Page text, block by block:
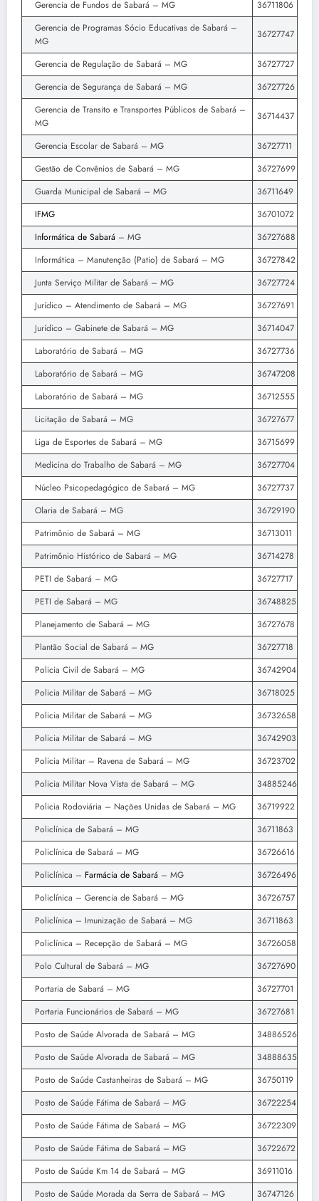
Gerencia de Fundos de Sabará – MG
36711806
Gerencia de Programas Sócio Educativas de Sabará –
MG
36727747
Gerencia de Regulação de Sabará – MG
36727727
Gerencia de Segurança de Sabará – MG
36727726
Gerencia de Transito e Transportes Públicos de Sabará –
MG
36714437
Gerencia Escolar de Sabará – MG
36727711
Gestão de Convênios de Sabará – MG
36727699
Guarda Municipal de Sabará – MG
36711649
IFMG
36701072
Informática de Sabará – MG
36727688
Informática – Manutenção (Patio) de Sabará – MG
36727842
Junta Serviço Militar de Sabará – MG
36727724
Jurídico – Atendimento de Sabará – MG
36727691
Jurídico – Gabinete de Sabará – MG
36714047
Laboratório de Sabará – MG
36727736
Laboratório de Sabará – MG
36747208
Laboratório de Sabará – MG
36712555
Licitação de Sabará – MG
36727677
Liga de Esportes de Sabará – MG
36715699
Medicina do Trabalho de Sabará – MG
36727704
Núcleo Psicopedagógico de Sabará – MG
36727737
Olaria de Sabará – MG
36729190
Patrimônio de Sabará – MG
36713011
Patrimônio Histórico de Sabará – MG
36714278
PETI de Sabará – MG
36727717
PETI de Sabará – MG
36748825
Planejamento de Sabará – MG
36727678
Plantão Social de Sabará – MG
36727718
Policia Civil de Sabará – MG
36742904
Policia Militar de Sabará – MG
36718025
Policia Militar de Sabará – MG
36732658
Policia Militar de Sabará – MG
36742903
Policia Militar – Ravena de Sabará – MG
36723702
Policia Militar Nova Vista de Sabará – MG
34885246
Policia Rodoviária – Nações Unidas de Sabará – MG
36719922
Policlínica de Sabará – MG
36711863
Policlínica de Sabará – MG
36726616
Policlínica – Farmácia de Sabará – MG
36726496
Policlínica – Gerencia de Sabará – MG
36726757
Policlínica – Imunização de Sabará – MG
36711863
Policlínica – Recepção de Sabará – MG
36726058
Polo Cultural de Sabará – MG
36727690
Portaria de Sabará – MG
36727701
Portaria Funcionários de Sabará – MG
36727681
Posto de Saúde Alvorada de Sabará – MG
34886526
Posto de Saúde Alvorada de Sabará – MG
34888635
Posto de Saúde Castanheiras de Sabará – MG
36750119
Posto de Saúde Fátima de Sabará – MG
36722254
Posto de Saúde Fátima de Sabará – MG
36722309
Posto de Saúde Fátima de Sabará – MG
36722672
Posto de Saúde Km 14 de Sabará – MG
36911016
Posto de Saúde Morada da Serra de Sabará – MG
36747126